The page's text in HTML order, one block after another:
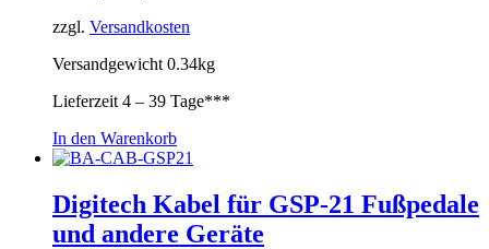
zzgl. Versandkosten
Versandgewicht 0.34kg
Lieferzeit 4 – 39 Tage***
In den Warenkorb
Digitech Kabel für GSP-21 Fußpedale
und andere Geräte